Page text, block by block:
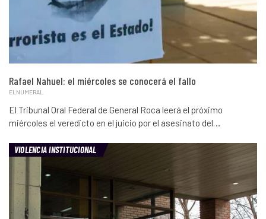
Rafael Nahuel: el miércoles se conocerá el fallo
ELNUMERAL
El Tribunal Oral Federal de General Roca leerá el próximo
miércoles el veredicto en el juicio por el asesinato del…
VIOLENCIA INSTITUCIONAL